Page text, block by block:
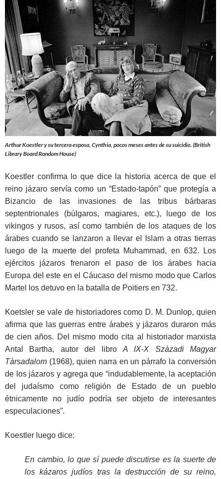
Arthur Koestler y su tercera esposa, Cynthia, pocos meses antes de su suicidio. (British
Library Board Random House)
Koestler confirma lo que dice la historia acerca de que el
reino jázaro servía como un “Estado-tapón” que protegía a
Bizancio de las invasiones de las tribus bárbaras
septentrionales (búlgaros, magiares, etc.), luego de los
vikingos y rusos, así como también de los ataques de los
árabes cuando se lanzaron a llevar el Islam a otras tierras
luego de la muerte del profeta Muhammad, en 632. Los
ejércitos jázaros frenaron el paso de los árabes hacia
Europa del este en el Cáucaso del mismo modo que Carlos
Martel los detuvo en la batalla de Poitiers en 732.
Koetsler se vale de historiadores como D. M. Dunlop, quien
afirma que las guerras entre árabes y jázaros duraron más
de cien años. Del mismo modo cita al historiador marxista
Antal Bartha, autor del libro A IX-X Szàzadi Magyar
Tàrsadalom (1968), quien narra en un párrafo la conversión
de los jázaros y agrega que “indudablemente, la aceptación
del judaísmo como religión de Estado de un pueblo
étnicamente no judío podría ser objeto de interesantes
especulaciones”.
Koestler luego dice:
En cambio, lo que sí puede discutirse es la suerte de
los kázaros judíos tras la destrucción de su reino,